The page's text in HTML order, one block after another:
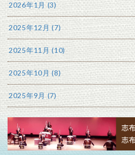
2026年1月 (3)
2025年12月 (7)
2025年11月 (10)
2025年10月 (8)
2025年9月 (7)